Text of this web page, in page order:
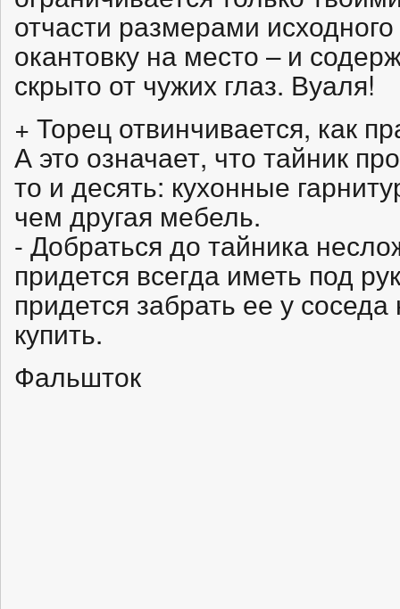
отчасти размерами
окантовку на место – и
скрыто от чужих глаз. Вуаля!
+ Торец отвинчивается, как
А это означает, что тайник
то и десять: кухонные
чем другая мебель.
- Добраться до тайника
придется всегда иметь под
придется забрать ее у
купить.
Фальшток